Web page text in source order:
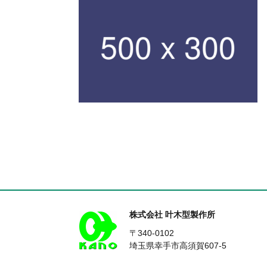
株式会社 叶木型製作所
〒340-0102
埼玉県幸手市高須賀607-5